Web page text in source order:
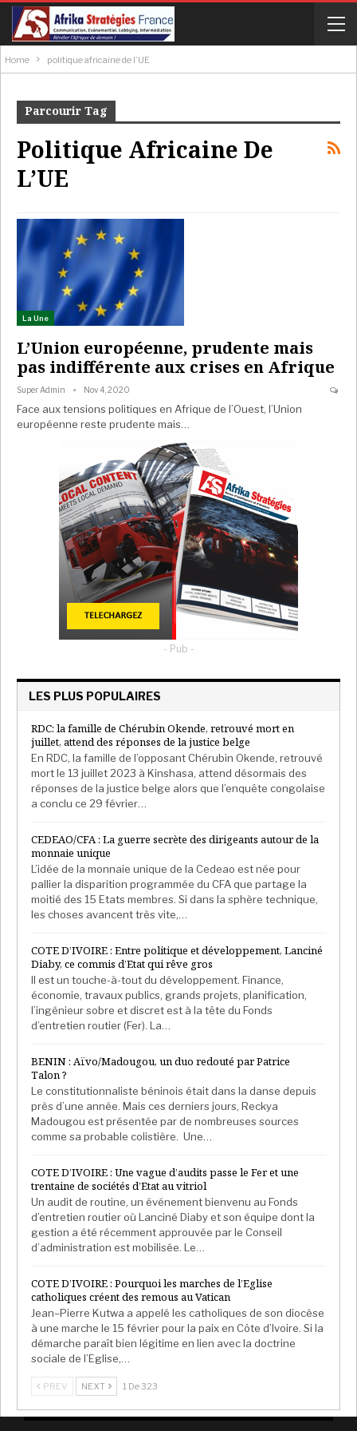
Home politique africaine de l’UE
Parcourir Tag
Politique Africaine De
L’UE
La Une
L’Union européenne, prudente mais
pas indifférente aux crises en Afrique
Super Admin Nov 4, 2020
Face aux tensions politiques en Afrique de l’Ouest, l’Union
européenne reste prudente mais…
- Pub -
LES PLUS POPULAIRES
RDC: la famille de Chérubin Okende, retrouvé mort en
juillet, attend des réponses de la justice belge
En RDC, la famille de l’opposant Chérubin Okende, retrouvé
mort le 13 juillet 2023 à Kinshasa, attend désormais des
réponses de la justice belge alors que l’enquête congolaise
a conclu ce 29 février…
CEDEAO/CFA : La guerre secrète des dirigeants autour de la
monnaie unique
L’idée de la monnaie unique de la Cedeao est née pour
pallier la disparition programmée du CFA que partage la
moitié des 15 Etats membres. Si dans la sphère technique,
les choses avancent très vite,…
COTE D’IVOIRE : Entre politique et développement, Lanciné
Diaby, ce commis d’Etat qui rêve gros
Il est un touche-à-tout du développement. Finance,
économie, travaux publics, grands projets, planification,
l’ingénieur sobre et discret est à la tête du Fonds
d’entretien routier (Fer). La…
BENIN : Aïvo/Madougou, un duo redouté par Patrice
Talon ?
Le constitutionnaliste béninois était dans la danse depuis
près d’une année. Mais ces derniers jours, Reckya
Madougou est présentée par de nombreuses sources
comme sa probable colistière. Une…
COTE D’IVOIRE : Une vague d’audits passe le Fer et une
trentaine de sociétés d’Etat au vitriol
Un audit de routine, un événement bienvenu au Fonds
d’entretien routier où Lanciné Diaby et son équipe dont la
gestion a été récemment approuvée par le Conseil
d’administration est mobilisée. Le…
COTE D’IVOIRE : Pourquoi les marches de l’Eglise
catholiques créent des remous au Vatican
Jean–Pierre Kutwa a appelé les catholiques de son diocèse
à une marche le 15 février pour la paix en Côte d’Ivoire. Si la
démarche paraît bien légitime en lien avec la doctrine
sociale de l’Eglise,…
PREV NEXT 1 De 323